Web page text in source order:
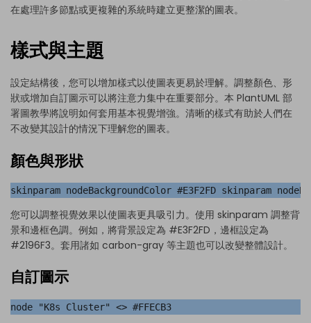
在處理許多節點或更複雜的系統時建立更整潔的圖表。
樣式與主題
設定結構後，您可以增加樣式以使圖表更易於理解。調整顏色、形
狀或增加自訂圖示可以將注意力集中在重要部分。本 PlantUML 部
署圖教學將說明如何套用基本視覺增強。清晰的樣式有助於人們在
不改變其設計的情況下理解您的圖表。
顏色與形狀
skinparam nodeBackgroundColor #E3F2FD skinparam
您可以調整視覺效果以使圖表更具吸引力。使用 skinparam 調整背
景和邊框色調。例如，將背景設定為 #E3F2FD，邊框設定為
#2196F3。套用諸如 carbon-gray 等主題也可以改變整體設計。
自訂圖示
node "K8s Cluster" <> #FFECB3